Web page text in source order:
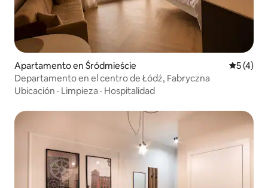
Apartamento en Śródmieście
5 (4)
Departamento en el centro de Łódź, Fabryczna
Ubicación · Limpieza · Hospitalidad